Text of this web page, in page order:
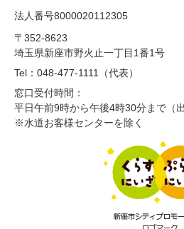
法人番号8000020112305
〒352-8623
埼玉県新座市野火止一丁目1番1号
Tel：048-477-1111（代表）
窓口受付時間：
平日午前9時から午後4時30分まで（
※水道お客様センターを除く